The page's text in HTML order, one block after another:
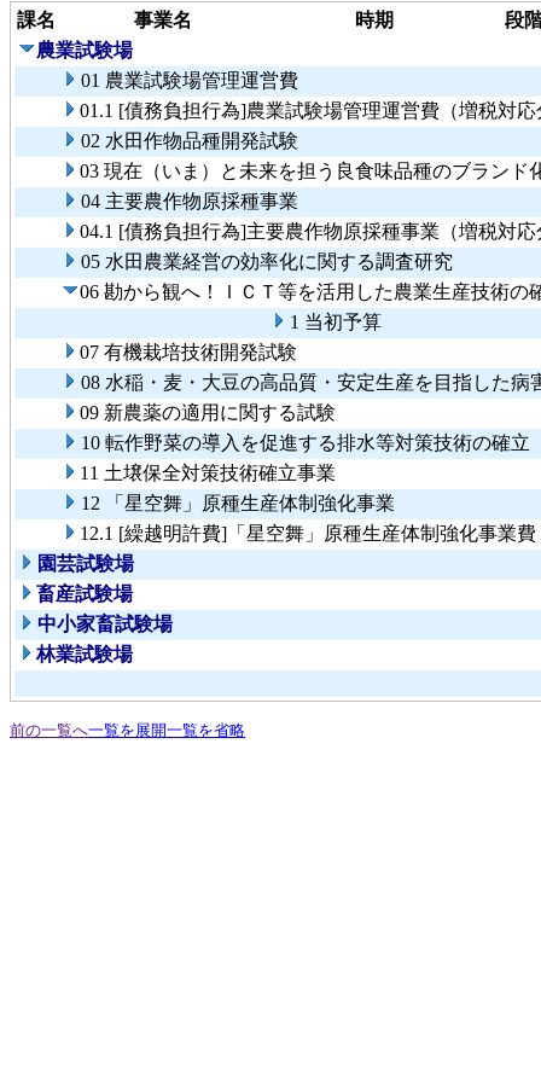
課名 事業名 時期
段
農業試験場
01 農業試験場管理運営費
01.1 [債務負担行為]農業試験場管理運営費（増税対応
02 水田作物品種開発試験
03 現在（いま）と未来を担う良食味品種のブランド
04 主要農作物原採種事業
04.1 [債務負担行為]主要農作物原採種事業（増税対応
05 水田農業経営の効率化に関する調査研究
06 勘から観へ！ＩＣＴ等を活用した農業生産技術の
1 当初予算
07 有機栽培技術開発試験
08 水稲・麦・大豆の高品質・安定生産を目指した病
09 新農薬の適用に関する試験
10 転作野菜の導入を促進する排水等対策技術の確立
11 土壌保全対策技術確立事業
12 「星空舞」原種生産体制強化事業
12.1 [繰越明許費]「星空舞」原種生産体制強化事業費
園芸試験場
畜産試験場
中小家畜試験場
林業試験場
前の一覧へ一覧を展開一覧を省略